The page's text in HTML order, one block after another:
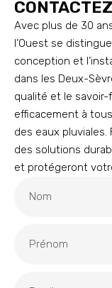
Avec plus de 30
l’Ouest se
conception et
dans les Deux-
qualité et le
efficacement à
des eaux
des solutions
et protégeront